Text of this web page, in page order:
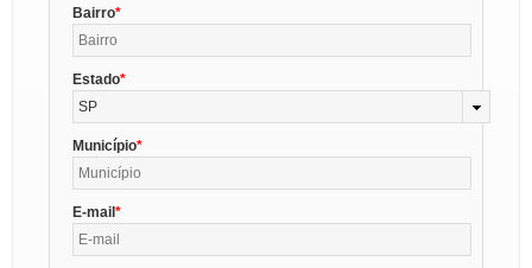
Bairro
Estado
SP
Município
E-mail